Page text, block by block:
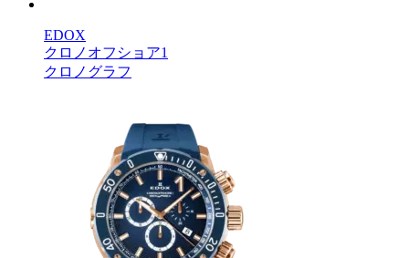
EDOX
クロノオフショア1
クロノグラフ